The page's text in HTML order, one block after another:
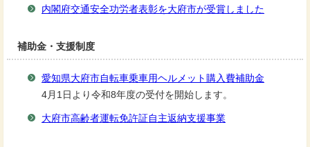
内閣府交通安全功労者表彰を大府市が受賞しました
補助金・支援制度
愛知県大府市自転車乗車用ヘルメット購入費補助金
4月1日より令和8年度の受付を開始します。
大府市高齢者運転免許証自主返納支援事業